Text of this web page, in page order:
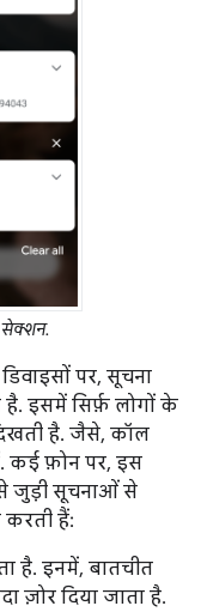
सेक्शन.
पर, सूचना
इसमें सिर्फ़ लोगों के
है. जैसे, कॉल
कई फ़ोन पर, इस
जुड़ी सूचनाओं से
हैं:
है. इनमें, बातचीत
ज़ोर दिया जाता है.